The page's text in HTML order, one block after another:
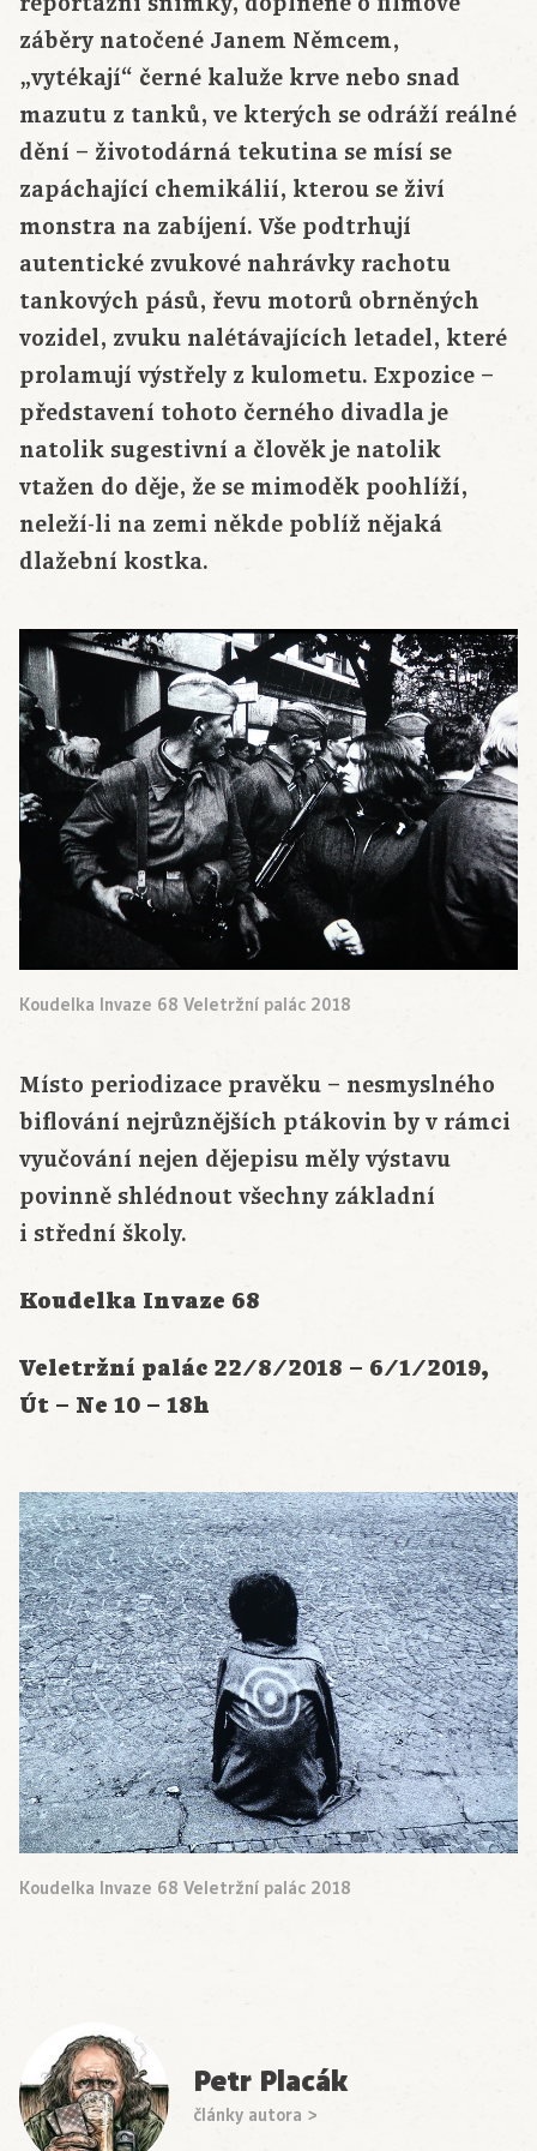
záběry natočené Janem Němcem,
„vytékají“ černé kaluže krve nebo snad
mazutu z tanků, ve kterých se odráží reálné
dění – životodárná tekutina se mísí se
zapáchající chemikálií, kterou se živí
monstra na zabíjení. Vše podtrhují
autentické zvukové nahrávky rachotu
tankových pásů, řevu motorů obrněných
vozidel, zvuku nalétávajících letadel, které
prolamují výstřely z kulometu. Expozice –
představení tohoto černého divadla je
natolik sugestivní a člověk je natolik
vtažen do děje, že se mimoděk poohlíží,
neleží-li na zemi někde poblíž nějaká
dlažební kostka.
Koudelka Invaze 68 Veletržní palác 2018
Místo periodizace pravěku – nesmyslného
biflování nejrůznějších ptákovin by v rámci
vyučování nejen dějepisu měly výstavu
povinně shlédnout všechny základní
i střední školy.
Koudelka Invaze 68
Veletržní palác 22/8/2018 – 6/1/2019,
Út – Ne 10 – 18h
Koudelka Invaze 68 Veletržní palác 2018
Petr Placák
články autora >